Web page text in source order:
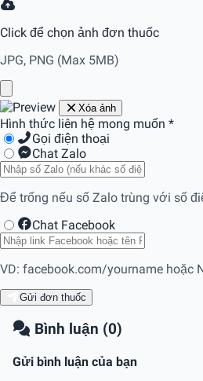
Click để chọn ảnh đơn thuốc
JPG, PNG (Max 5MB)
Xóa ảnh
Hình thức liên hệ mong muốn *
Gọi điện thoại
Chat Zalo
Để trống nếu số Zalo trùng với số
Chat Facebook
VD: facebook.com/yourname hoặc
Gửi đơn thuốc
Bình luận (0)
Gửi bình luận của bạn